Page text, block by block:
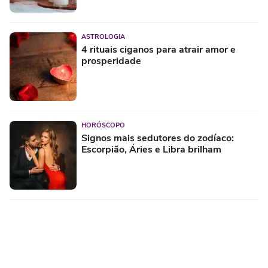
ASTROLOGIA
4 rituais ciganos para atrair amor e
prosperidade
HORÓSCOPO
Signos mais sedutores do zodíaco:
Escorpião, Áries e Libra brilham